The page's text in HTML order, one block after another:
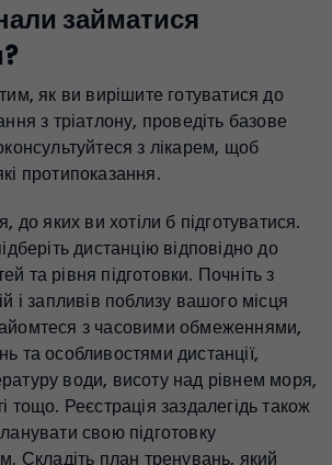
займатися
як ви вирішите готуватися до
з тріатлону, проведіть базове
з лікарем, щоб
протипоказання.
до яких ви хотіли б підготуватися.
дистанцію відповідно до
та рівня підготовки. Почніть з
і запливів поблизу вашого місця
з часовими обмеженнями,
та особливостями дистанції,
води, висоту над рівнем моря,
тощо. Реєстрація заздалегідь також
свою підготовку
Складіть план тренувань, який